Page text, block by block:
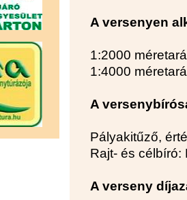
A versenyen
1:2000
1:4000
A
Pályakitűző,
Rajt- és célbíró:
A verseny